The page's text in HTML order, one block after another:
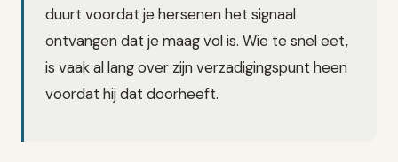
duurt voordat je hersenen het signaal
ontvangen dat je maag vol is. Wie te snel eet,
is vaak al lang over zijn verzadigingspunt heen
voordat hij dat doorheeft.